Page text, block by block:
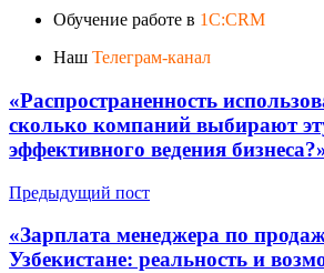
Обучение работе в 1C:CRM
Наш Телеграм-канал
«Распространенность
сколько компаний выбирают
эффективного ведения
Предыдущий пост
«Зарплата менеджера по
Узбекистане: реальность и